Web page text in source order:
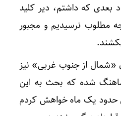
بعدی که داشتم، دیر کلید
مطلوب نرسیدیم و مجبور
«شمال از جنوب غربی» نیز
شده که بحث به این
حدود یک ماه خواهش کردم